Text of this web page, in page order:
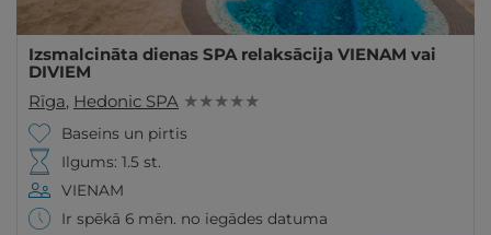
Izsmalcināta dienas SPA relaksācija VIENAM vai
DIVIEM
Rīga, Hedonic SPA ★ ★ ★ ★ ★
Baseins un pirtis
Ilgums: 1.5 st.
VIENAM
Ir spēkā 6 mēn. no iegādes datuma